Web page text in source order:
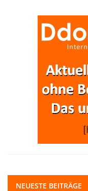
NEUESTE BEITRÄGE